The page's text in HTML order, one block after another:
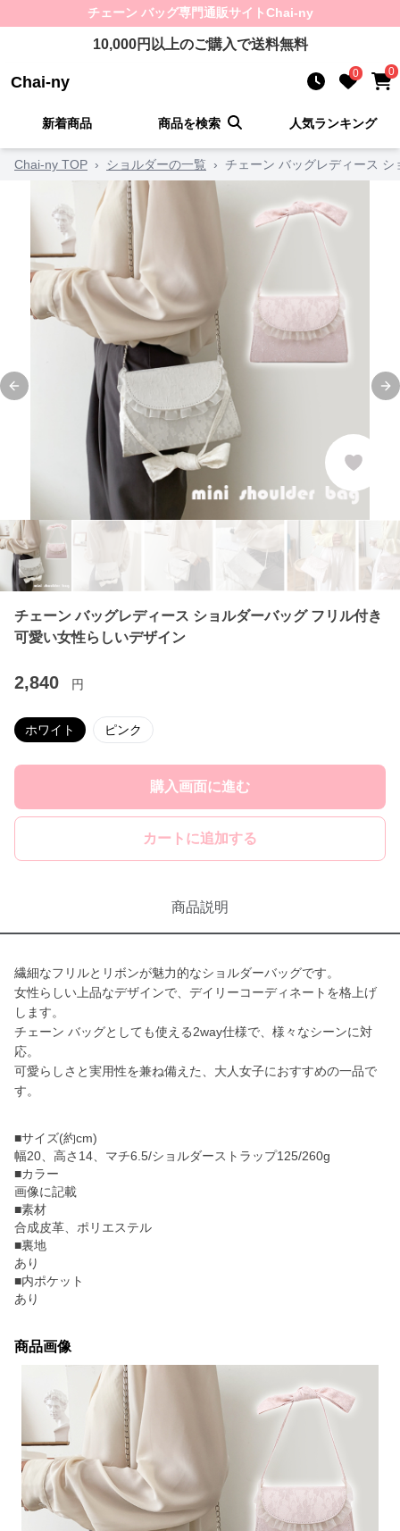
チェーン バッグ専門通販サイトChai-ny
10,000円以上のご購入で送料無料
Chai-ny 0 0
新着商品 商品を検索 人気ランキング
Chai-ny TOP › ショルダーの一覧 › チェーン バッグレディース
Previous slide
チェーン バッグレディース ショルダーバッグ フリル付き
可愛い女性らしいデザイン
2,840 円
ホワイト ピンク
購入画面に進む
カートに追加する
商品説明
繊細なフリルとリボンが魅力的なショルダーバッグです。
女性らしい上品なデザインで、デイリーコーディネートを格上げ
します。
チェーン バッグとしても使える2way仕様で、様々なシーンに対
応。
可愛らしさと実用性を兼ね備えた、大人女子におすすめの一品で
す。
■サイズ(約cm)
幅20、高さ14、マチ6.5/ショルダーストラップ125/260g
■カラー
画像に記載
■素材
合成皮革、ポリエステル
■裏地
あり
■内ポケット
あり
商品画像